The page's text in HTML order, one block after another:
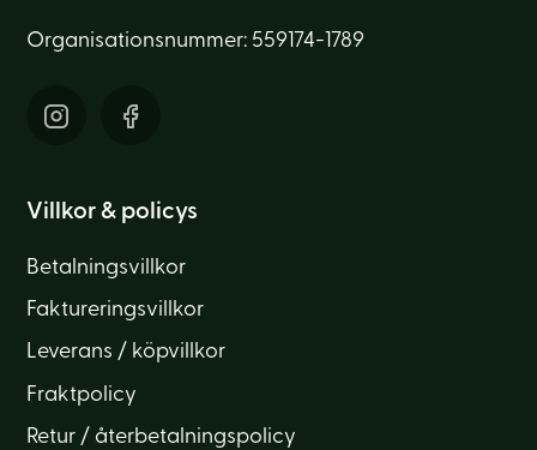
Organisationsnummer: 559174-1789
Villkor & policys
Betalningsvillkor
Faktureringsvillkor
Leverans / köpvillkor
Fraktpolicy
Retur / återbetalningspolicy